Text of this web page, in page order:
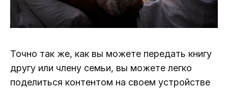
Точно так же, как вы можете передать книгу
другу или члену семьи, вы можете легко
поделиться контентом на своем устройстве